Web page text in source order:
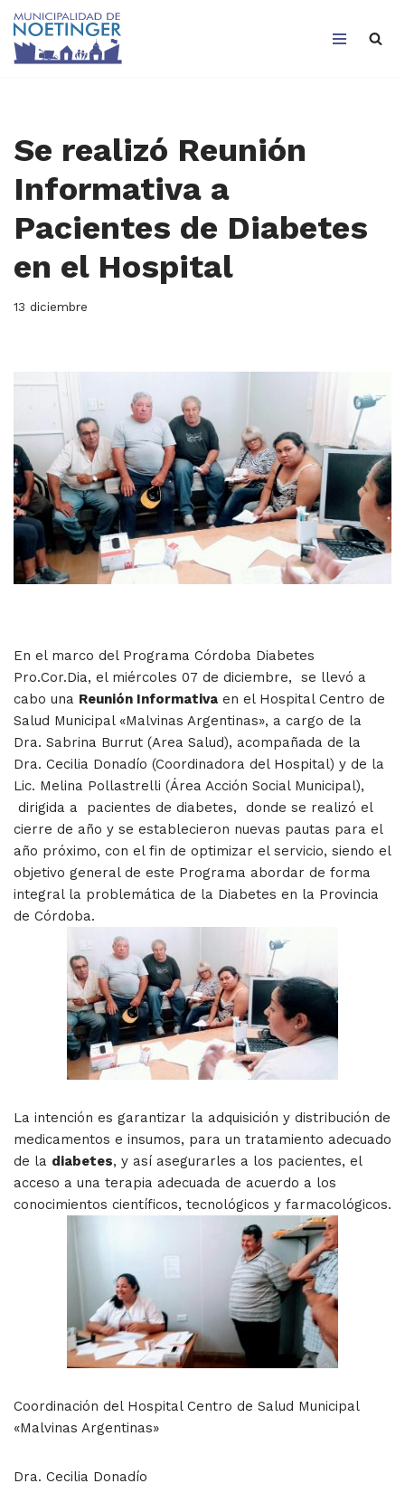
Saltar
Se realizó Reunión
Informativa a
Pacientes de Diabetes
en el Hospital
13 diciembre
En el marco del Programa Córdoba Diabetes
Pro.Cor.Dia, el miércoles 07 de diciembre, se llevó a
cabo una Reunión Informativa en el Hospital Centro de
Salud Municipal «Malvinas Argentinas», a cargo de la
Dra. Sabrina Burrut (Area Salud), acompañada de la
Dra. Cecilia Donadío (Coordinadora del Hospital) y de la
Lic. Melina Pollastrelli (Área Acción Social Municipal),
dirigida a pacientes de diabetes, donde se realizó el
cierre de año y se establecieron nuevas pautas para el
año próximo, con el fin de optimizar el servicio, siendo el
objetivo general de este Programa abordar de forma
integral la problemática de la Diabetes en la Provincia
de Córdoba.
La intención es garantizar la adquisición y distribución de
medicamentos e insumos, para un tratamiento adecuado
de la diabetes, y así asegurarles a los pacientes, el
acceso a una terapia adecuada de acuerdo a los
conocimientos científicos, tecnológicos y farmacológicos.
Coordinación del Hospital Centro de Salud Municipal
«Malvinas Argentinas»
Dra. Cecilia Donadío